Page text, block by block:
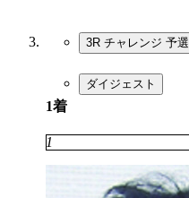
3R チャレンジ 予選
ダイジェスト
1着
1